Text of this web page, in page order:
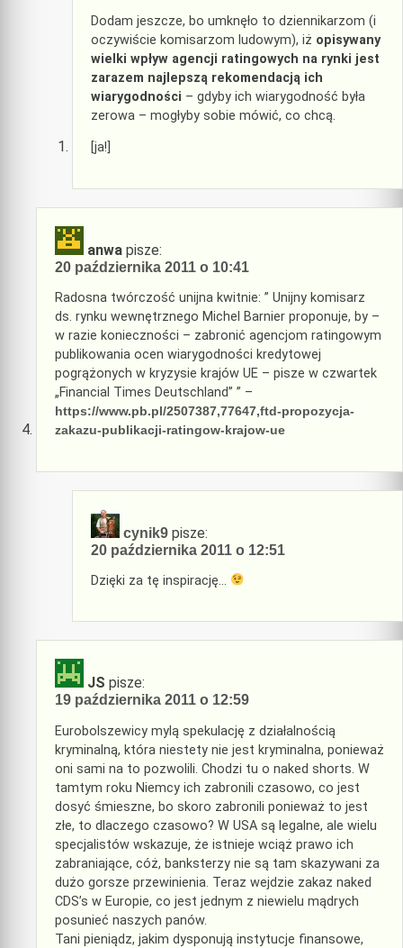
Dodam jeszcze, bo umknęło to dziennikarzom (i
oczywiście komisarzom ludowym), iż opisywany
wielki wpływ agencji ratingowych na rynki jest
zarazem najlepszą rekomendacją ich
wiarygodności – gdyby ich wiarygodność była
zerowa – mogłyby sobie mówić, co chcą.
[ja!]
anwa pisze:
20 października 2011 o 10:41
Radosna twórczość unijna kwitnie: ” Unijny komisarz
ds. rynku wewnętrznego Michel Barnier proponuje, by –
w razie konieczności – zabronić agencjom ratingowym
publikowania ocen wiarygodności kredytowej
pogrążonych w kryzysie krajów UE – pisze w czwartek
„Financial Times Deutschland” ” –
https://www.pb.pl/2507387,77647,ftd-propozycja-
zakazu-publikacji-ratingow-krajow-ue
cynik9 pisze:
20 października 2011 o 12:51
Dzięki za tę inspirację…
JS pisze:
19 października 2011 o 12:59
Eurobolszewicy mylą spekulację z działalnością
kryminalną, która niestety nie jest kryminalna, ponieważ
oni sami na to pozwolili. Chodzi tu o naked shorts. W
tamtym roku Niemcy ich zabronili czasowo, co jest
dosyć śmieszne, bo skoro zabronili ponieważ to jest
złe, to dlaczego czasowo? W USA są legalne, ale wielu
specjalistów wskazuje, że istnieje wciąż prawo ich
zabraniające, cóż, banksterzy nie są tam skazywani za
dużo gorsze przewinienia. Teraz wejdzie zakaz naked
CDS’s w Europie, co jest jednym z niewielu mądrych
posunieć naszych panów.
Tani pieniądz, jakim dysponują instytucje finansowe,